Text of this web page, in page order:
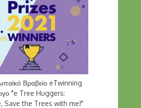
Βραβείο eTwinning
"e Tree Huggers:
Save the Trees with me!"